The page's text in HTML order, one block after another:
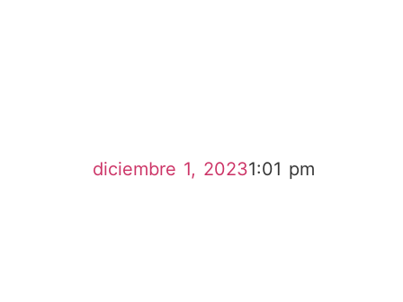
diciembre 1, 20231:01 pm